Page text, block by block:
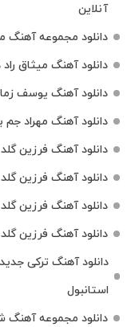
آنلاین
دانلود مجموعه آهنگ
دانلود آهنگ میثاق
دانلود آهنگ یوسف
دانلود آهنگ مهراد
دانلود آهنگ فرزین
دانلود آهنگ فرزین
دانلود آهنگ فرزین گلد
دانلود آهنگ فرزین
دانلود آهنگ ترکی
استانبول
دانلود مجموعه